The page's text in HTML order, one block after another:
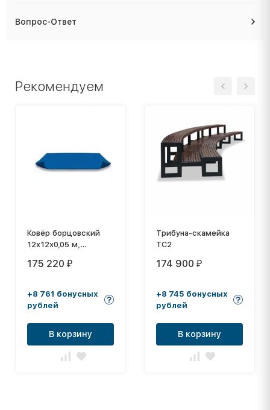
Вопрос-Ответ
Рекомендуем
Ковёр борцовский
12х12х0,05 м,
кг/м3 (НПЭ,
СТП-106
175 220 ₽
+8 761 бонусных
рублей
В корзину
Трибуна-скамейка
ТС2
174 900 ₽
+8 745 бонусных
рублей
В корзину